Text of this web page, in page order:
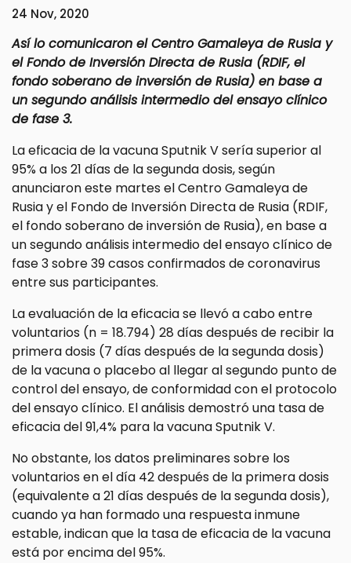
24 Nov, 2020
Así lo comunicaron el Centro Gamaleya de Rusia y
el Fondo de Inversión Directa de Rusia (RDIF, el
fondo soberano de inversión de Rusia) en base a
un segundo análisis intermedio del ensayo clínico
de fase 3.
La eficacia de la vacuna Sputnik V sería superior al
95% a los 21 días de la segunda dosis, según
anunciaron este martes el Centro Gamaleya de
Rusia y el Fondo de Inversión Directa de Rusia (RDIF,
el fondo soberano de inversión de Rusia), en base a
un segundo análisis intermedio del ensayo clínico de
fase 3 sobre 39 casos confirmados de coronavirus
entre sus participantes.
La evaluación de la eficacia se llevó a cabo entre
voluntarios (n = 18.794) 28 días después de recibir la
primera dosis (7 días después de la segunda dosis)
de la vacuna o placebo al llegar al segundo punto de
control del ensayo, de conformidad con el protocolo
del ensayo clínico. El análisis demostró una tasa de
eficacia del 91,4% para la vacuna Sputnik V.
No obstante, los datos preliminares sobre los
voluntarios en el día 42 después de la primera dosis
(equivalente a 21 días después de la segunda dosis),
cuando ya han formado una respuesta inmune
estable, indican que la tasa de eficacia de la vacuna
está por encima del 95%.